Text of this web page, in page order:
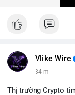
Vlike Wire
35 m
Thị trường Crypto